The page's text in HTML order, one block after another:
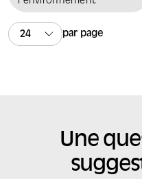
par page
Une